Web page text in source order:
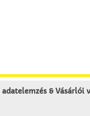
& Vásárlói